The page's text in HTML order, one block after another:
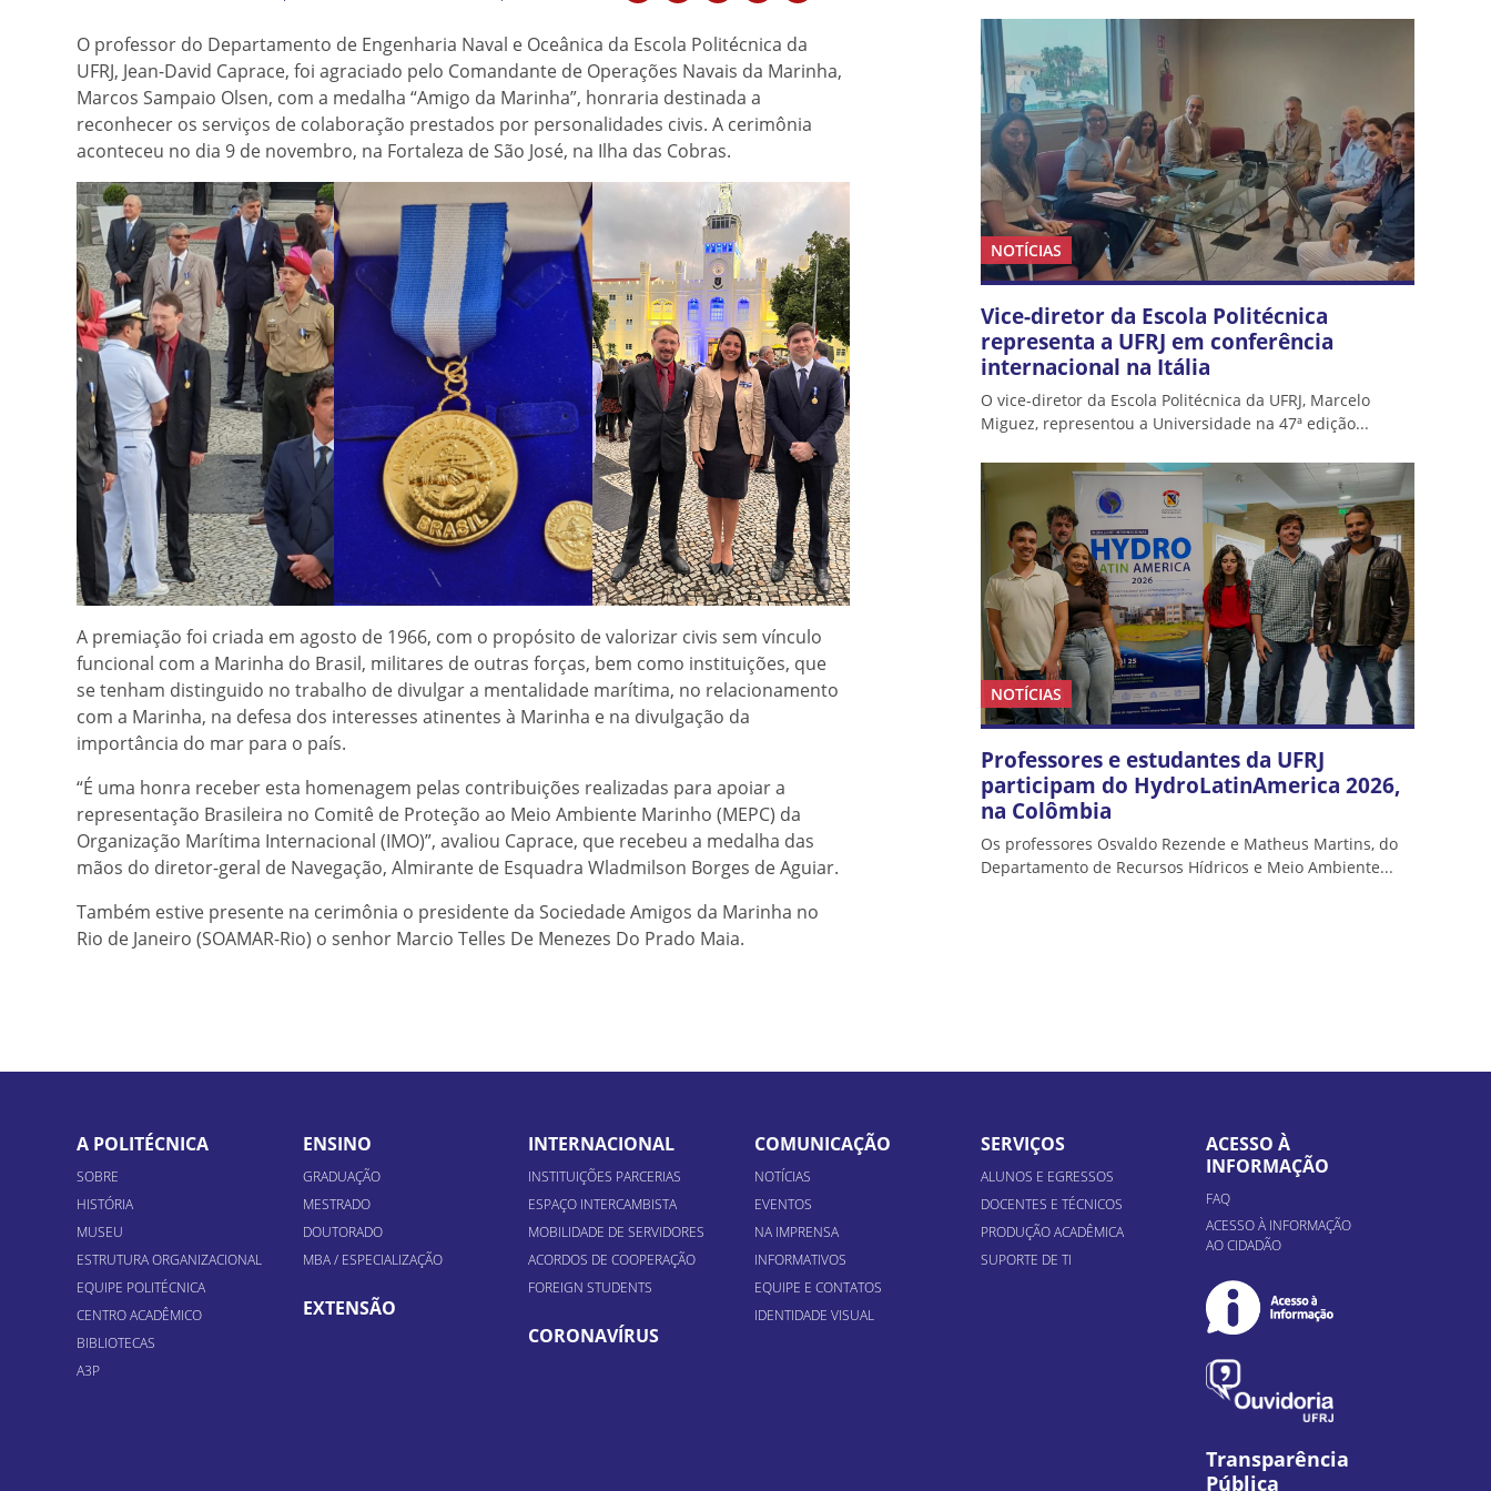
O professor do Departamento de Engenharia Naval e Oceânica da Escola Politécnica da
UFRJ, Jean-David Caprace, foi agraciado pelo Comandante de Operações Navais da Marinha,
Marcos Sampaio Olsen, com a medalha “Amigo da Marinha”, honraria destinada a
reconhecer os serviços de colaboração prestados por personalidades civis. A cerimônia
aconteceu no dia 9 de novembro, na Fortaleza de São José, na Ilha das Cobras.
A premiação foi criada em agosto de 1966, com o propósito de valorizar civis sem vínculo
funcional com a Marinha do Brasil, militares de outras forças, bem como instituições, que
se tenham distinguido no trabalho de divulgar a mentalidade marítima, no relacionamento
com a Marinha, na defesa dos interesses atinentes à Marinha e na divulgação da
importância do mar para o país.
“É uma honra receber esta homenagem pelas contribuições realizadas para apoiar a
representação Brasileira no Comitê de Proteção ao Meio Ambiente Marinho (MEPC) da
Organização Marítima Internacional (IMO)”, avaliou Caprace, que recebeu a medalha das
mãos do diretor-geral de Navegação, Almirante de Esquadra Wladmilson Borges de Aguiar.
Também estive presente na cerimônia o presidente da Sociedade Amigos da Marinha no
Rio de Janeiro (SOAMAR-Rio) o senhor Marcio Telles De Menezes Do Prado Maia.
NOTÍCIAS
Vice-diretor da Escola Politécnica
representa a UFRJ em conferência
internacional na Itália
O vice-diretor da Escola Politécnica da UFRJ, Marcelo
Miguez, representou a Universidade na 47ª edição...
NOTÍCIAS
Professores e estudantes da UFRJ
participam do HydroLatinAmerica 2026,
na Colômbia
Os professores Osvaldo Rezende e Matheus Martins, do
Departamento de Recursos Hídricos e Meio Ambiente...
A POLITÉCNICA
SOBRE
HISTÓRIA
MUSEU
ESTRUTURA ORGANIZACIONAL
EQUIPE POLITÉCNICA
CENTRO ACADÊMICO
BIBLIOTECAS
A3P
ENSINO
GRADUAÇÃO
MESTRADO
DOUTORADO
MBA / ESPECIALIZAÇÃO
EXTENSÃO
INTERNACIONAL
INSTITUIÇÕES PARCERIAS
ESPAÇO INTERCAMBISTA
MOBILIDADE DE SERVIDORES
ACORDOS DE COOPERAÇÃO
FOREIGN STUDENTS
CORONAVÍRUS
COMUNICAÇÃO
NOTÍCIAS
EVENTOS
NA IMPRENSA
INFORMATIVOS
EQUIPE E CONTATOS
IDENTIDADE VISUAL
SERVIÇOS
ALUNOS E EGRESSOS
DOCENTES E TÉCNICOS
PRODUÇÃO ACADÊMICA
SUPORTE DE TI
ACESSO À
INFORMAÇÃO
FAQ
ACESSO À INFORMAÇÃO
AO CIDADÃO
Transparência
Pública